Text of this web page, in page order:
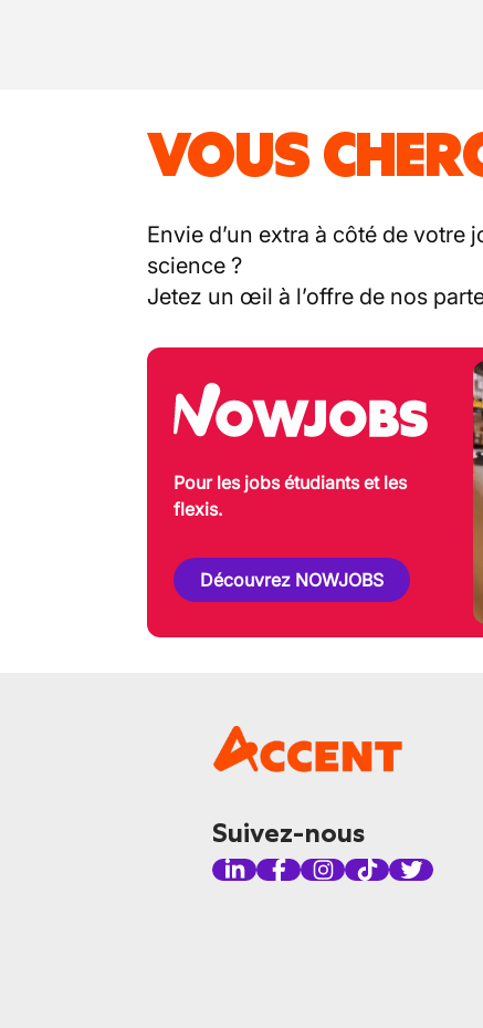
VOUS
Envie d’un extra à côté de
science ?
Jetez un œil à l’offre de nos
Pour les jobs étudiants et les
flexis.
Découvrez NOWJOBS
Suivez-nous